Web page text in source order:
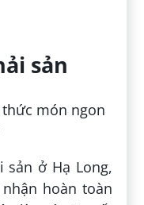
sản
sản ở Hạ Long,
hoàn toàn